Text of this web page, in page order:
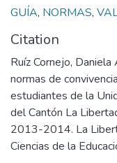
GUÍA, NORMAS,
Citation
Ruíz Cornejo,
normas de
estudiantes de la
del Cantón La
2013-2014. La
Ciencias de la